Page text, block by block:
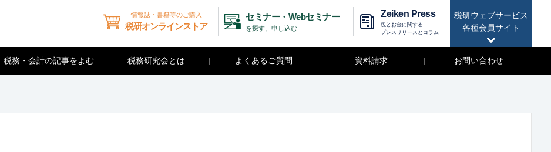
税研ウェブサービス
各種会員サイト
情報誌・書籍等のご購入
税研オンラインストア
セミナー・Webセミナー
を探す、申し込む
Zeiken Press
税とお金に関する
プレスリリースとコラム
税務・会計の記事をよむ 税務研究会とは よくあるご質問 資料請求 お問い合わせ